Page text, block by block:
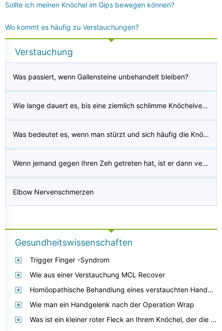
Sollte ich meinen Knöchel im Gips bewegen können?
Wo kommt es häufig zu Verstauchungen?
Verstauchung
Was passiert, wenn Gallensteine ​​unbehandelt bleiben?
Wie lange dauert es, bis eine ziemlich schlimme Knöchelverstauchung zu 100 Prozent verheilt ist? Dies ist mein zweites Mal und es ist fast drei Monate her, aber es ist immer noch sehr empfindlich, manchmal tut es kaum weh.?
Was bedeutet es, wenn man stürzt und sich häufig die Knöchel verdreht?
Wenn jemand gegen Ihren Zeh getreten hat, ist er dann verstaucht oder gebrochen?
Elbow Nervenschmerzen
Gesundheitswissenschaften
Trigger Finger -Syndrom
Wie aus einer Verstauchung MCL Recover
Homöopathische Behandlung eines verstauchten Handgelenk
Wie man ein Handgelenk nach der Operation Wrap
Was ist ein kleiner roter Fleck an Ihrem Knöchel, der die Größe eines Viertels erreicht hat und drei Monate lang trocken gejuckt hat, wenn Sie ihn loswerden?